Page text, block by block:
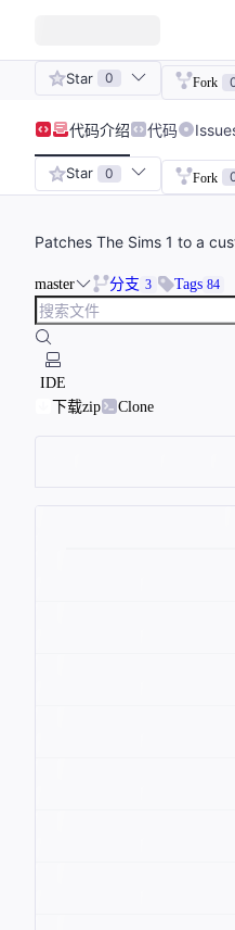
Star 0 Fork
代码介绍 代码
Star 0 Fork
Patches The Sims 1 to a
master 分支 3 Tags 84
IDE
下载zip
Clone